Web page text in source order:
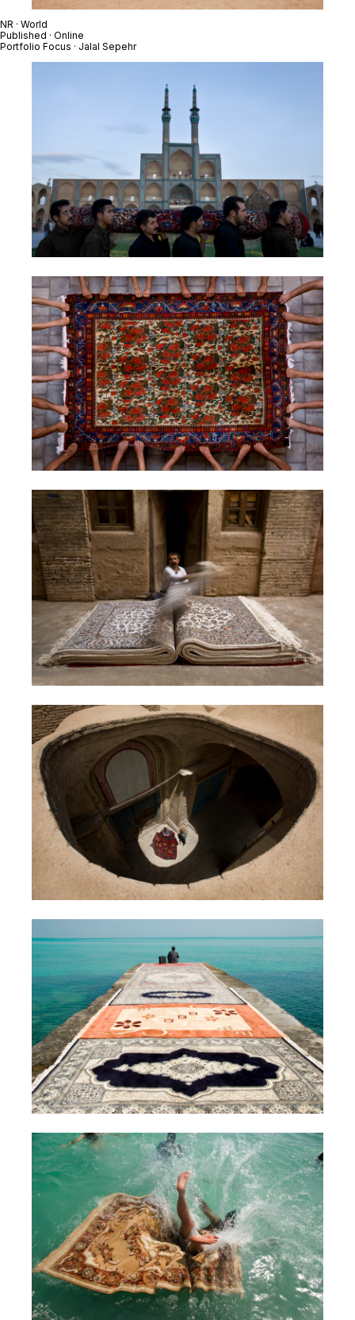
NR · World
Published · Online
Portfolio Focus · Jalal Sepehr